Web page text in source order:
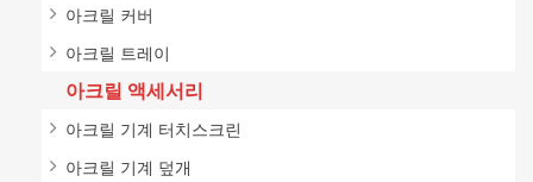
아크릴 커버
아크릴 트레이
아크릴 액세서리
아크릴 기계 터치스크린
아크릴 기계 덮개